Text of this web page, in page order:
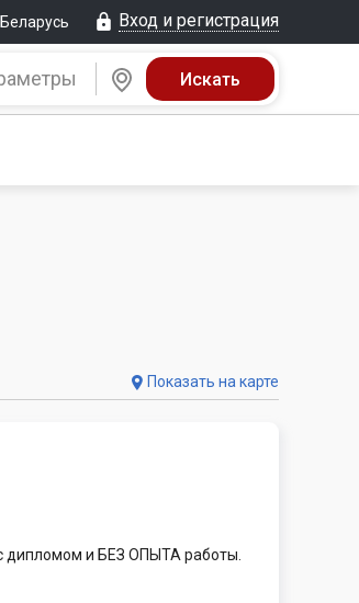
Вход и регистрация
Показать на карте
дипломом и БЕЗ ОПЫТА работы.